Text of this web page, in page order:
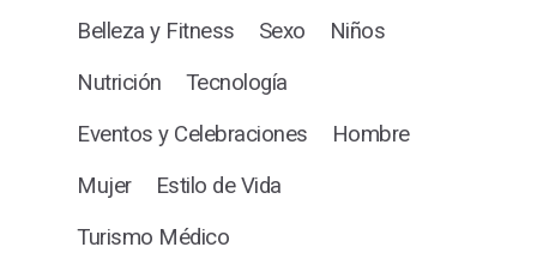
Belleza y Fitness Sexo
Niños
Nutrición
Tecnología
Eventos y Celebraciones
Hombre
Mujer
Estilo de Vida
Turismo Médico